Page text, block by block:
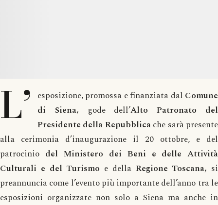
L’ esposizione, promossa e finanziata dal Comune
di Siena, gode dell’Alto Patronato del
Presidente della Repubblicache sarà presente
alla cerimonia d’inaugurazione il 20 ottobre, e del
patrocinio del Ministero dei Beni e delle Attività
Culturali e del Turismo e della Regione Toscana, si
preannuncia come l’evento più importante dell’anno tra le
esposizioni organizzate non solo a Siena ma anche in